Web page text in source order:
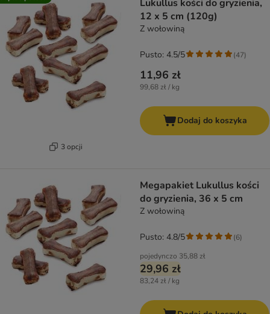
3 opcji
Lukullus kości do gryzienia,
12 x 5 cm (120g)
Z wołowiną
11,96 zł
99,68 zł / kg
Pusto: 4.5/5 (47)
Dodaj do koszyka
Megapakiet Lukullus kości
do gryzienia, 36 x 5 cm
Z wołowiną
pojedynczo 35,88 zł
29,96 zł
83,24 zł / kg
Pusto: 4.8/5 (6)